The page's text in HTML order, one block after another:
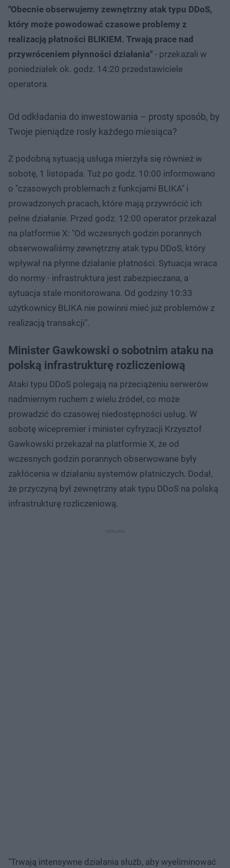
"Obecnie obserwujemy zewnętrzny atak typu DDoS,
który może powodować czasowe problemy z
realizacją płatności BLIKIEM. Trwają prace nad
przywróceniem płynności działania" - przekazali w
poniedziałek ok. godz. 14:20 przedstawiciele
operatora.
Od odkładania do inwestowania – prosty sposób, by
Twoje pieniądze rosły każdego miesiąca?
Z podobną sytuacją usługa mierzyła się również w
sobotę, 1 listopada. Tuż po godz. 10:00 informowano
o "czasowych problemach z funkcjami BLIKA" i
prowadzonych pracach, które mają przywrócić ich
pełne działanie. Przed godz. 12:00 operator przekazał
na platformie X: "Od wczesnych godzin porannych
obserwowaliśmy zewnętrzny atak typu DDoS, który
wpływał na płynne działanie płatności. Sytuacja wraca
do normy - infrastruktura jest zabezpieczana, a
sytuacja stale monitorowana. Od godziny 10:33
użytkownicy BLIKA nie powinni mieć już problemów z
realizacją transakcji".
Minister Gawkowski o sobotnim ataku na
polską infrastrukturę rozliczeniową
Ataki typu DDoS polegają na przeciążeniu serwerów
nadmiernym ruchem z wielu źródeł, co może
prowadzić do czasowej niedostępności usług. W
sobotę wicepremier i minister cyfryzacji Krzysztof
Gawkowski przekazał na platformie X, że od
wczesnych godzin porannych obserwowane były
zakłócenia w działaniu systemów płatniczych. Dodał,
że przyczyną był zewnętrzny atak typu DDoS na polską
infrastrukturę rozliczeniową.
"Trwają intensywne działania służb, aby wyeliminować